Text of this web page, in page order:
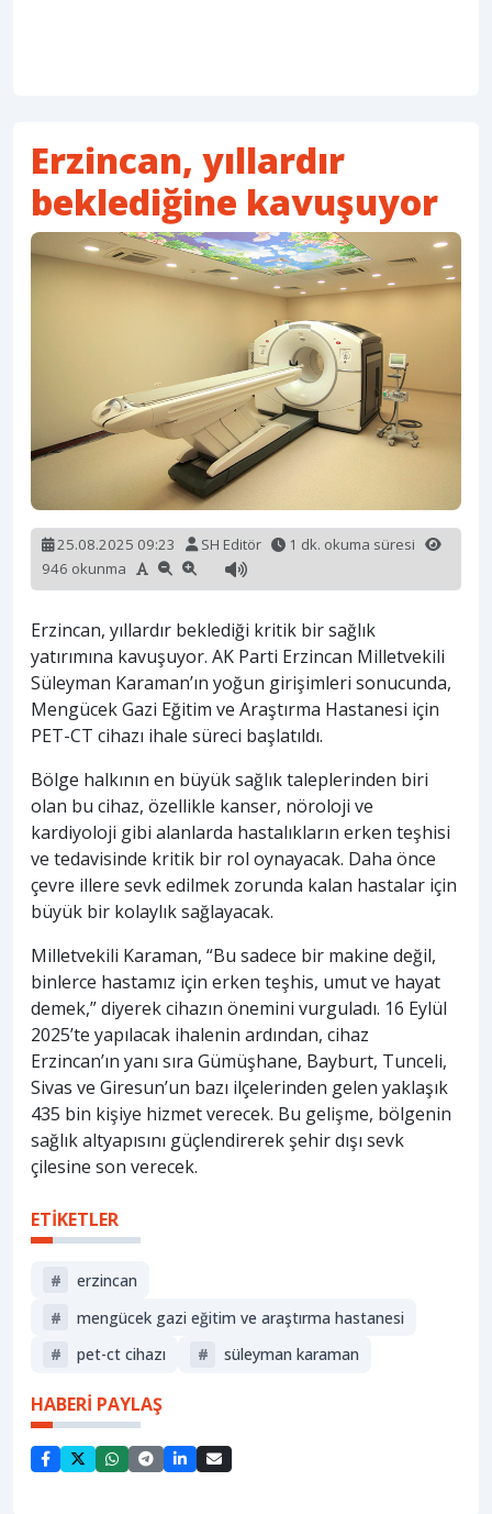
Erzincan, yıllardır
beklediğine kavuşuyor
25.08.2025 09:23 SH Editör
1 dk. okuma süresi
946 okunma
Erzincan, yıllardır beklediği kritik bir sağlık
yatırımına kavuşuyor. AK Parti Erzincan Milletvekili
Süleyman Karaman’ın yoğun girişimleri sonucunda,
Mengücek Gazi Eğitim ve Araştırma Hastanesi için
PET-CT cihazı ihale süreci başlatıldı.
Bölge halkının en büyük sağlık taleplerinden biri
olan bu cihaz, özellikle kanser, nöroloji ve
kardiyoloji gibi alanlarda hastalıkların erken teşhisi
ve tedavisinde kritik bir rol oynayacak. Daha önce
çevre illere sevk edilmek zorunda kalan hastalar için
büyük bir kolaylık sağlayacak.
Milletvekili Karaman, “Bu sadece bir makine değil,
binlerce hastamız için erken teşhis, umut ve hayat
demek,” diyerek cihazın önemini vurguladı. 16 Eylül
2025’te yapılacak ihalenin ardından, cihaz
Erzincan’ın yanı sıra Gümüşhane, Bayburt, Tunceli,
Sivas ve Giresun’un bazı ilçelerinden gelen yaklaşık
435 bin kişiye hizmet verecek. Bu gelişme, bölgenin
sağlık altyapısını güçlendirerek şehir dışı sevk
çilesine son verecek.
ETİKETLER
#
erzi̇ncan
#
mengücek gazi eğitim ve araştırma hastanesi
#
pet-ct cihazı # süleyman karaman
HABERİ PAYLAŞ